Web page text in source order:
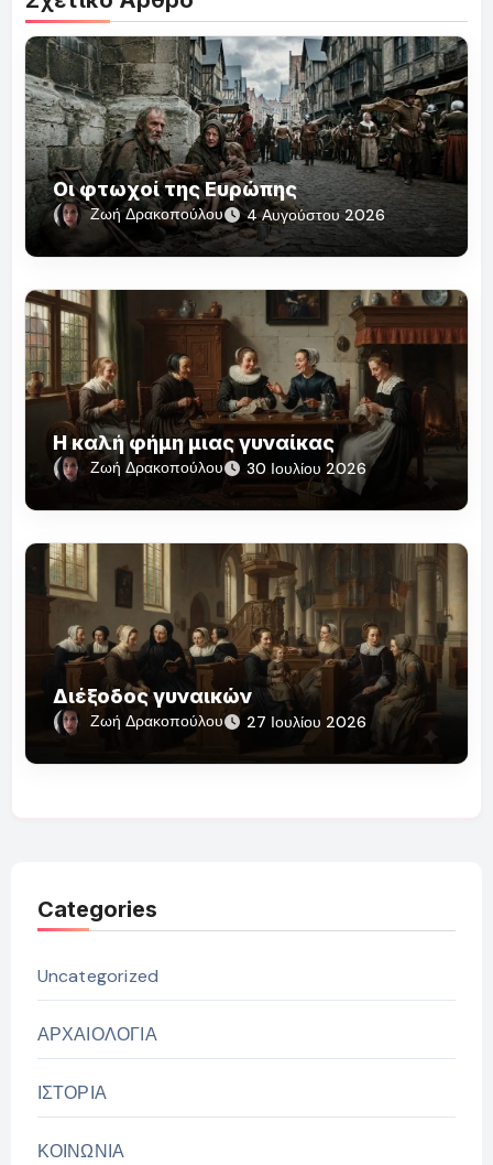
Οι φτωχοί της Ευρώπης
Ζωή Δρακοπούλου 4 Αυγούστου 2026
Η καλή φήμη μιας γυναίκας
Ζωή Δρακοπούλου 30 Ιουλίου 2026
Διέξοδος γυναικών
Ζωή Δρακοπούλου 27 Ιουλίου 2026
Categories
Uncategorized
ΑΡΧΑΙΟΛΟΓΙΑ
ΙΣΤΟΡΙΑ
ΚΟΙΝΩΝΙΑ